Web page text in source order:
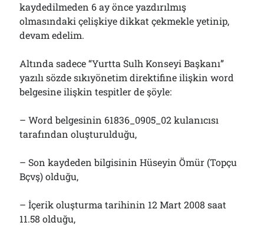
kaydedilmeden 6 ay önce yazdırılmış
olmasındaki çelişkiye dikkat çekmekle yetinip,
devam edelim.
Altında sadece “Yurtta Sulh Konseyi Başkanı”
yazılı sözde sıkıyönetim direktifine ilişkin word
belgesine ilişkin tespitler de şöyle:
– Word belgesinin 61836_0905_02 kulanıcısı
tarafından oluşturulduğu,
– Son kaydeden bilgisinin Hüseyin Ömür (Topçu
Bçvş) olduğu,
– İçerik oluşturma tarihinin 12 Mart 2008 saat
11.58 olduğu,